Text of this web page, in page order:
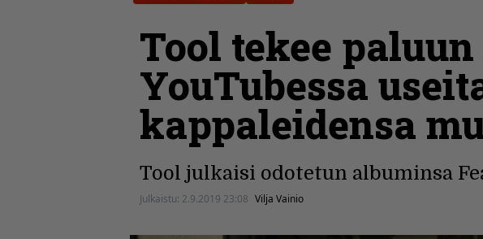
Tool tekee
YouTubessa
kappaleidensa
Tool julkaisi odotetun albuminsa
Julkaistu: 2.9.2019 23:08 Vilja Vainio